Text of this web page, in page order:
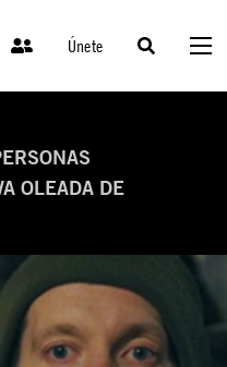
Únete
OLEADA DE